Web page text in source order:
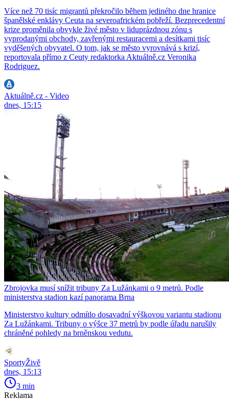
Více než 70 tisíc migrantů překročilo během jediného dne hranice
španělské enklávy Ceuta na severoafrickém pobřeží. Bezprecedentní
krize proměnila obvykle živé město v liduprázdnou zónu s
vyprodanými obchody, zavřenými restauracemi a desítkami tisíc
vyděšených obyvatel. O tom, jak se město vyrovnává s krizí,
reportovala přímo z Ceuty redaktorka Aktuálně.cz Veronika
Rodriguez.
Aktuálně.cz - Video
dnes, 15:15
Zbrojovka musí snížit tribuny Za Lužánkami o 9 metrů. Podle
ministerstva stadion kazí panorama Brna
Ministerstvo kultury odmítlo dosavadní výškovou variantu stadionu
Za Lužánkami. Tribuny o výšce 37 metrů by podle úřadu narušily
chráněné pohledy na brněnskou vedutu.
SportyŽivě
dnes, 15:13
3 min
Reklama